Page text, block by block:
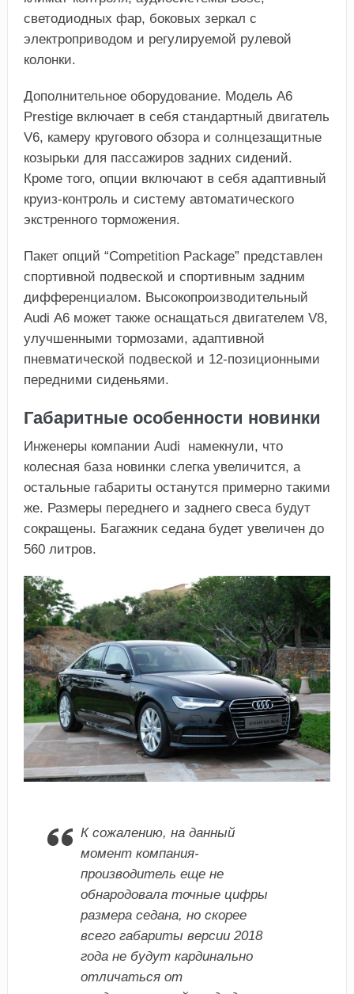
светодиодных фар, боковых зеркал с
электроприводом и регулируемой рулевой
колонки.
Дополнительное оборудование. Модель A6
Prestige включает в себя стандартный двигатель
V6, камеру кругового обзора и солнцезащитные
козырьки для пассажиров задних сидений.
Кроме того, опции включают в себя адаптивный
круиз-контроль и систему автоматического
экстренного торможения.
Пакет опций “Competition Package” представлен
спортивной подвеской и спортивным задним
дифференциалом. Высокопроизводительный
Audi А6 может также оснащаться двигателем V8,
улучшенными тормозами, адаптивной
пневматической подвеской и 12-позиционными
передними сиденьями.
Габаритные особенности новинки
Инженеры компании Audi намекнули, что
колесная база новинки слегка увеличится, а
остальные габариты останутся примерно такими
же. Размеры переднего и заднего свеса будут
сокращены. Багажник седана будет увеличен до
560 литров.
К сожалению, на данный
момент компания-
производитель еще не
обнародовала точные цифры
размера седана, но скорее
всего габариты версии 2018
года не будут кардинально
отличаться от